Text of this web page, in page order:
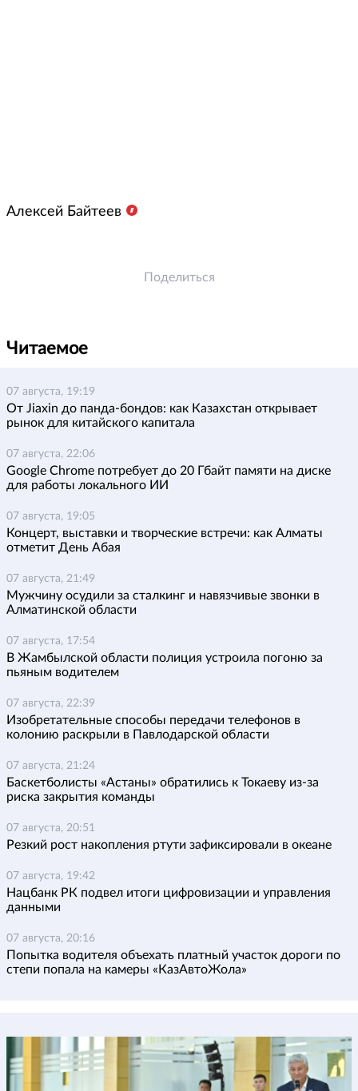
Алексей Байтеев
Поделиться
Читаемое
07 августа, 19:19
От Jiaxin до панда-бондов: как Казахстан открывает
рынок для китайского капитала
07 августа, 22:06
Google Chrome потребует до 20 Гбайт памяти на диске
для работы локального ИИ
07 августа, 19:05
Концерт, выставки и творческие встречи: как Алматы
отметит День Абая
07 августа, 21:49
Мужчину осудили за сталкинг и навязчивые звонки в
Алматинской области
07 августа, 17:54
В Жамбылской области полиция устроила погоню за
пьяным водителем
07 августа, 22:39
Изобретательные способы передачи телефонов в
колонию раскрыли в Павлодарской области
07 августа, 21:24
Баскетболисты «Астаны» обратились к Токаеву из-за
риска закрытия команды
07 августа, 20:51
Резкий рост накопления ртути зафиксировали в океане
07 августа, 19:42
Нацбанк РК подвел итоги цифровизации и управления
данными
07 августа, 20:16
Попытка водителя объехать платный участок дороги по
степи попала на камеры «КазАвтоЖола»